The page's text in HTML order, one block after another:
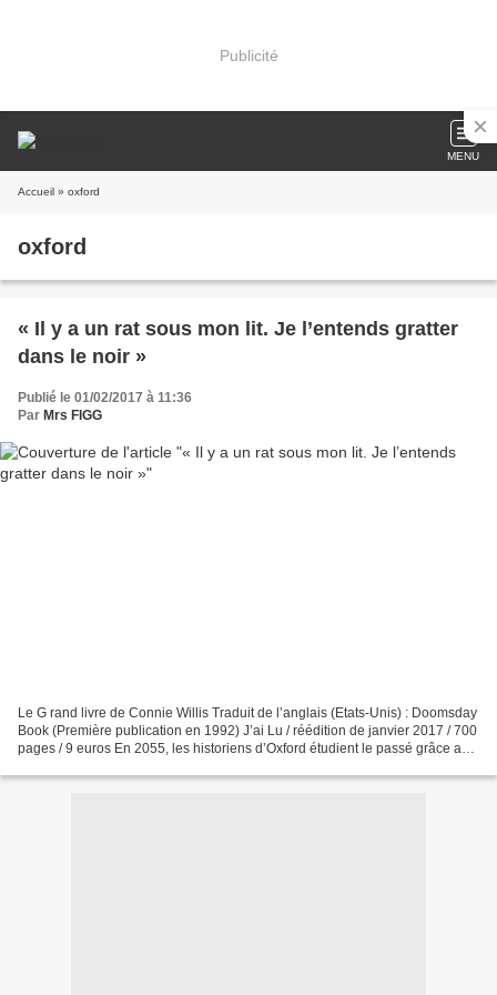
Publicité
MENU
Accueil » oxford
oxford
« Il y a un rat sous mon lit. Je l’entends gratter
dans le noir »
Publié le 01/02/2017 à 11:36
Par Mrs FIGG
Le G rand livre de Connie Willis Traduit de l’anglais (Etats-Unis) : Doomsday
Book (Première publication en 1992) J’ai Lu / réédition de janvier 2017 / 700
pages / 9 euros En 2055, les historiens d’Oxford étudient le passé grâce aux